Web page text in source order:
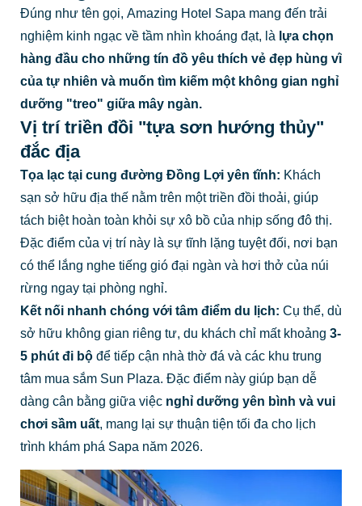
Đúng như tên gọi, Amazing Hotel Sapa mang đến trải
nghiệm kinh ngạc về tầm nhìn khoáng đạt, là lựa chọn
hàng đầu cho những tín đồ yêu thích vẻ đẹp hùng vĩ
của tự nhiên và muốn tìm kiếm một không gian nghỉ
dưỡng "treo" giữa mây ngàn.
Vị trí triền đồi "tựa sơn hướng thủy"
đắc địa
Tọa lạc tại cung đường Đồng Lợi yên tĩnh: Khách
sạn sở hữu địa thế nằm trên một triền đồi thoải, giúp
tách biệt hoàn toàn khỏi sự xô bồ của nhịp sống đô thị.
Đặc điểm của vị trí này là sự tĩnh lặng tuyệt đối, nơi bạn
có thể lắng nghe tiếng gió đại ngàn và hơi thở của núi
rừng ngay tại phòng nghỉ.
Kết nối nhanh chóng với tâm điểm du lịch: Cụ thể, dù
sở hữu không gian riêng tư, du khách chỉ mất khoảng 3-
5 phút đi bộđể tiếp cận nhà thờ đá và các khu trung
tâm mua sắm Sun Plaza. Đặc điểm này giúp bạn dễ
dàng cân bằng giữa việc nghỉ dưỡng yên bình và vui
chơi sầm uất, mang lại sự thuận tiện tối đa cho lịch
trình khám phá Sapa năm 2026.